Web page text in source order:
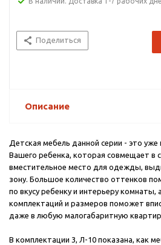
Поделиться
Описание
Детская мебель данной серии - это уже
Вашего ребенка, которая совмещает в
вместительное место для одежды,
зону. Большое количество оттенков
по вкусу ребенку и интерьеру
комплектаций и размеров поможет
даже в любую малогабаритную
В комплектации 3, Л-10 показана, как